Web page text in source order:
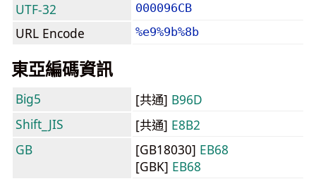
UTF-32 000096CB
URL Encode %e9%9b%8b
東亞編碼資訊
Big5 [共通] B96D
Shift_JIS
[共通] E8B2
GB
[GB18030] EB68
[GBK] EB68